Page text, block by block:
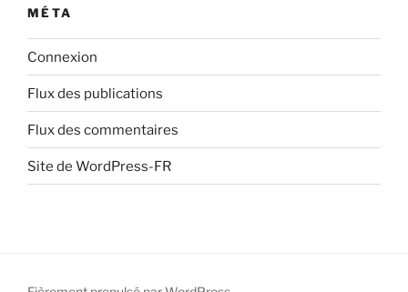
MÉTA
Connexion
Flux des publications
Flux des commentaires
Site de WordPress-FR